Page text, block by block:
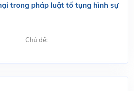
trong pháp luật tố tụng hình sự
Chủ đề: